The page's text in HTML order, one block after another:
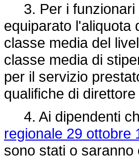
3. Per i funzionari
equiparato l'aliquota
classe media del
classe media di
per il servizio
qualifiche di
4. Ai dipendenti
regionale 29 ottobre
sono stati o